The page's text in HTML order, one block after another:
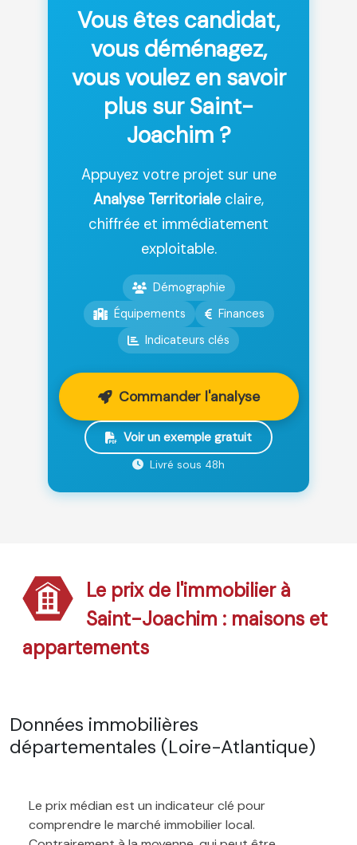
Vous êtes candidat,
vous déménagez,
vous voulez en savoir
plus sur Saint-
Joachim ?
Appuyez votre projet sur une
Analyse Territorialeclaire,
chiffrée et immédiatement
exploitable.
Démographie
Équipements
Finances
Indicateurs clés
Commander l'analyse
Voir un exemple gratuit
Livré sous 48h
Le prix de l'immobilier à
Saint-Joachim : maisons et
appartements
Données immobilières
départementales (Loire-Atlantique)
Le prix médian est un indicateur clé pour
comprendre le marché immobilier local.